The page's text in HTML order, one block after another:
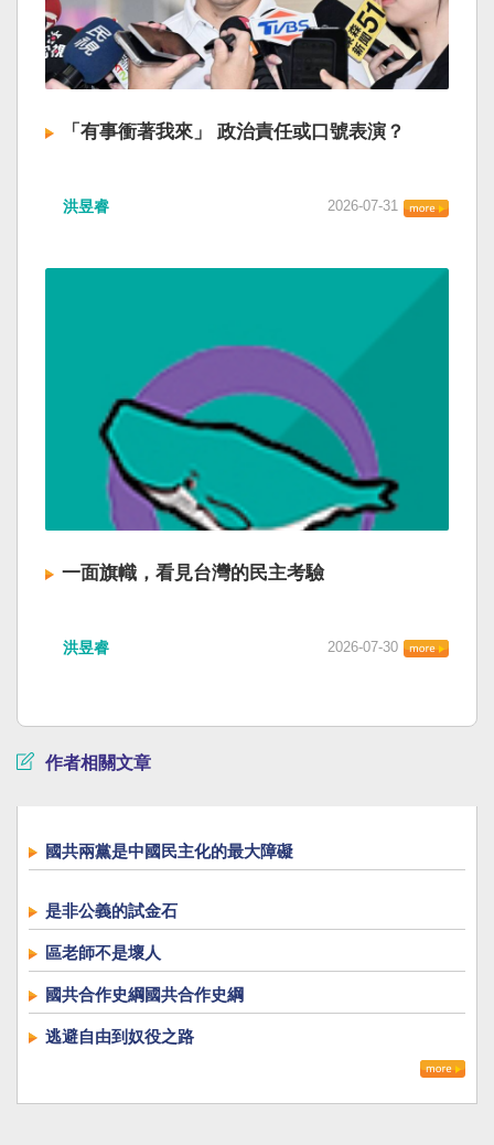
「有事衝著我來」 政治責任或口號表演？
洪昱睿 2026-07-31
一面旗幟，看見台灣的民主考驗
洪昱睿 2026-07-30
作者相關文章
國共兩黨是中國民主化的最大障礙
是非公義的試金石
區老師不是壞人
國共合作史綱國共合作史綱
逃避自由到奴役之路